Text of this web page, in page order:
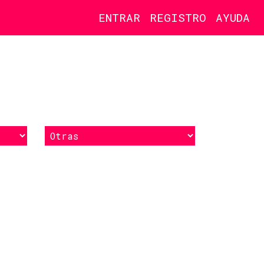
ENTRAR REGISTRO AYUDA